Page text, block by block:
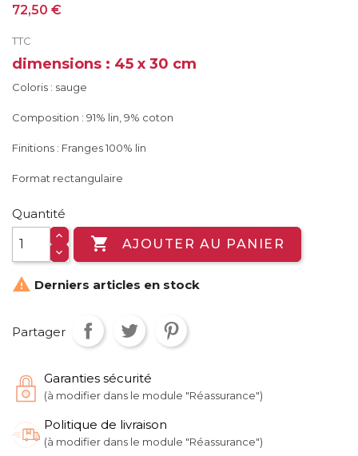
72,50 €
TTC
dimensions : 45 x 30 cm
Coloris : sauge
Composition : 91% lin, 9% coton
Finitions : Franges 100% lin
Format rectangulaire
Quantité
 AJOUTER AU PANIER
 Derniers articles en stock
Partager
Garanties sécurité
(à modifier dans le module "Réassurance")
Politique de livraison
(à modifier dans le module "Réassurance")